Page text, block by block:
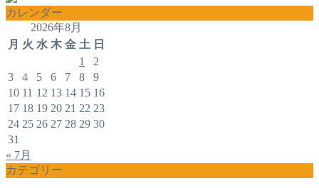
カレンダー
2026年8月
月 火 水 木 金 土 日
1
2
3
4 5 6 7 8
9
10 11 12 13 14 15 16
17 18 19 20 21 22 23
24 25 26 27 28 29 30
31
« 7月
カテゴリー